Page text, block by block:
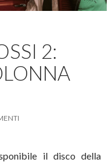
2:
il disco della